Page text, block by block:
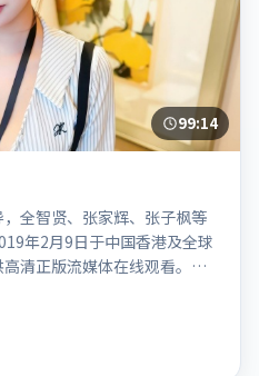
99:14
，全智贤、张家辉、张子枫等
年2月9日于中国香港及全球
清正版流媒体在线观看。剧
明快，适合喜欢热血追缉与
「完整悬案」「顾长卫」
「2019-02-09上映」等关键